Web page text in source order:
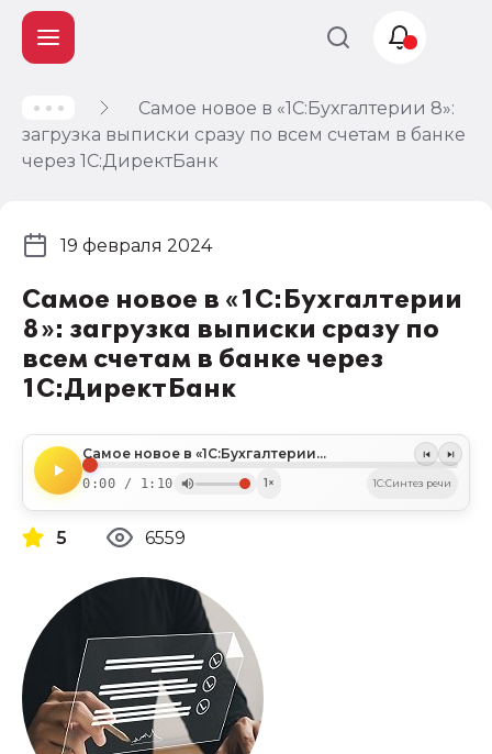
Самое новое в «1С:Бухгалтерии 8»:
загрузка выписки сразу по всем счетам в банке
через 1С:ДиректБанк
Самое новое в «1С:Бухгалтерии
8»: загрузка выписки сразу по
всем счетам в банке через
1С:ДиректБанк
Самое новое в «1С:Бухгалтерии 8»: загрузка выписки сразу по всем счетам в банке через 1С:ДиректБанк
0:00 / 1:10 1× 1C:Синтез речи
19 февраля 2024
5 6559
Учет и
налогообложение